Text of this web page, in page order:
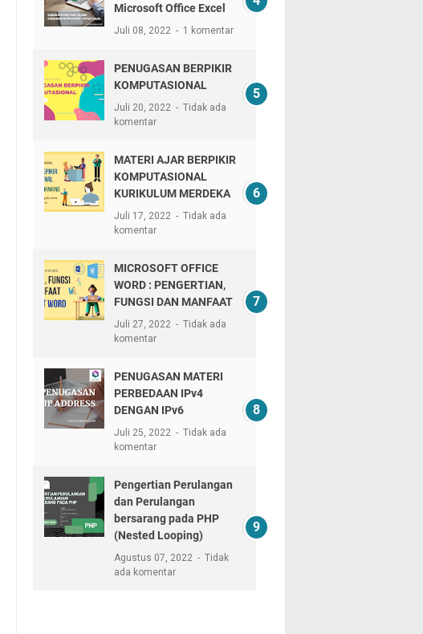
Microsoft Office Excel
Juli 08, 2022 1 komentar
PENUGASAN BERPIKIR
KOMPUTASIONAL
Juli 20, 2022
Tidak ada
komentar
MATERI AJAR BERPIKIR
KOMPUTASIONAL
KURIKULUM MERDEKA
Juli 17, 2022
Tidak ada
komentar
MICROSOFT OFFICE
WORD : PENGERTIAN,
FUNGSI DAN MANFAAT
Juli 27, 2022
Tidak ada
komentar
PENUGASAN MATERI
PERBEDAAN IPv4
DENGAN IPv6
Juli 25, 2022
Tidak ada
komentar
Pengertian Perulangan
dan Perulangan
bersarang pada PHP
(Nested Looping)
Agustus 07, 2022
Tidak
ada komentar